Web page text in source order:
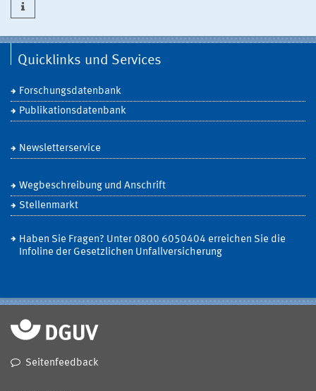
Quicklinks und Services
Forschungsdatenbank
Publikationsdatenbank
Newsletterservice
Wegbeschreibung und Anschrift
Stellenmarkt
Haben Sie Fragen? Unter 0800 6050404 erreichen Sie die
Infoline der Gesetzlichen Unfallversicherung
Seitenfeedback